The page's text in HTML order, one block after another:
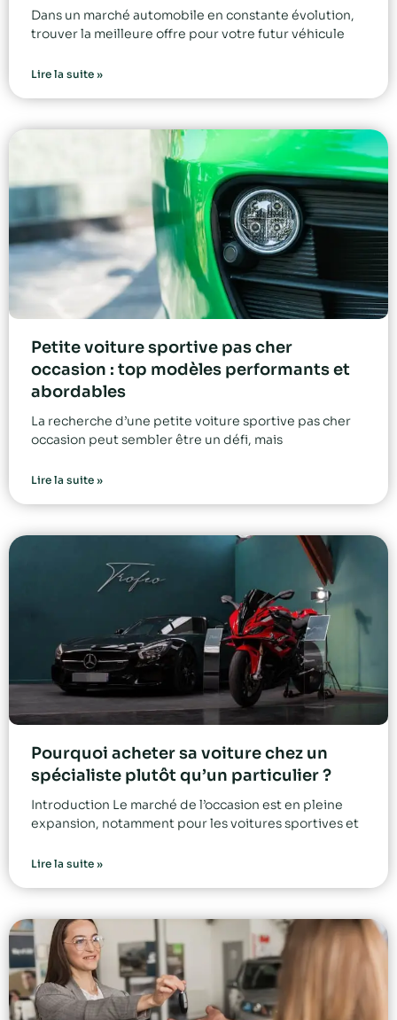
Dans un marché automobile en constante évolution,
trouver la meilleure offre pour votre futur véhicule
Lire la suite »
Petite voiture sportive pas cher
occasion : top modèles performants et
abordables
La recherche d’une petite voiture sportive pas cher
occasion peut sembler être un défi, mais
Lire la suite »
Pourquoi acheter sa voiture chez un
spécialiste plutôt qu’un particulier ?
Introduction Le marché de l’occasion est en pleine
expansion, notamment pour les voitures sportives et
Lire la suite »